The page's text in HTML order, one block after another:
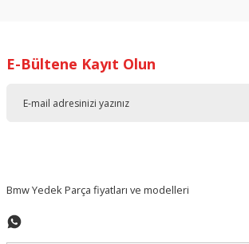
E-Bültene Kayıt Olun
Bmw Yedek Parça fiyatları ve modelleri